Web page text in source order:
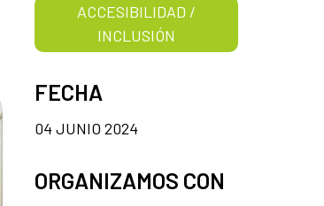
ACCESIBILIDAD /
INCLUSIÓN
FECHA
04 JUNIO 2024
ORGANIZAMOS CON